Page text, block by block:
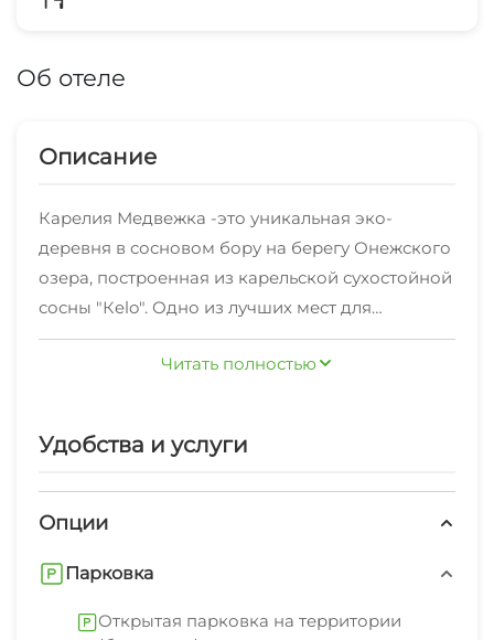
Об отеле
Описание
Карелия Медвежка -это уникальная эко-
деревня в сосновом бору на берегу Онежского
озера, построенная из карельской сухостойной
сосны "Кelo". Одно из лучших мест для
семейного отдыха в Карелии, здесь Вы сможете
отдохнуть от городской суеты, шума машин и
большой компании, так и уютный коттедж для
меблировка позволяет чувствовать себя
сочетаются на фоне природы.
озерах водится приличное количество рыбы, в
Читать полностью
Удобства и услуги
Опции
Парковка
Открытая парковка на территории